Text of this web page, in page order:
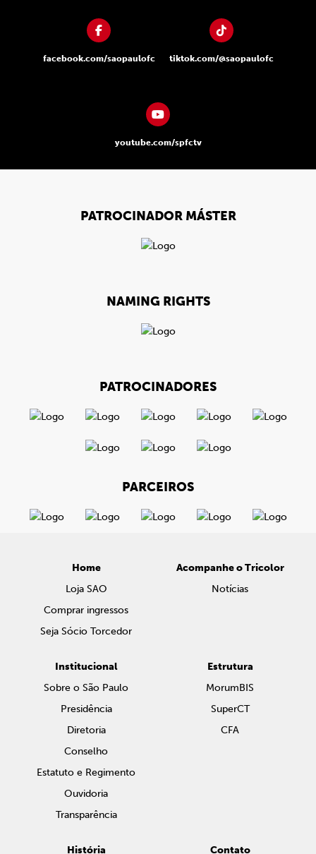
facebook.com/saopaulofc tiktok.com/@saopaulofc
youtube.com/spfctv
PATROCINADOR MÁSTER
NAMING RIGHTS
PATROCINADORES
PARCEIROS
Home
Loja SAO
Comprar ingressos
Seja Sócio Torcedor
Acompanhe o Tricolor
Notícias
Institucional
Sobre o São Paulo
Presidência
Diretoria
Conselho
Estatuto e Regimento
Ouvidoria
Transparência
Estrutura
MorumBIS
SuperCT
CFA
História Contato